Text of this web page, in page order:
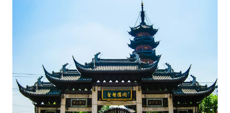
alasannya ? Jadi, tak hanya kulit wajah ladies saja yang butuh
serum, kesehatan kulit tubuh juga perlu diperhatikan. Body
serum menjadi salah satu produk body care yang harus ada
dalam list kebutuhan kamu. Ladies, berbeda dengan body lotion,
menggunakan body serum akan membantu memberikan nutrisi
lebih baik agar kecantikan kulit tetap terjaga. Apalagi saat ini
saya berdomisili di Ubud, Bali de...